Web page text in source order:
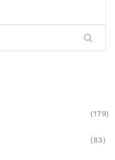
(179)
(83)